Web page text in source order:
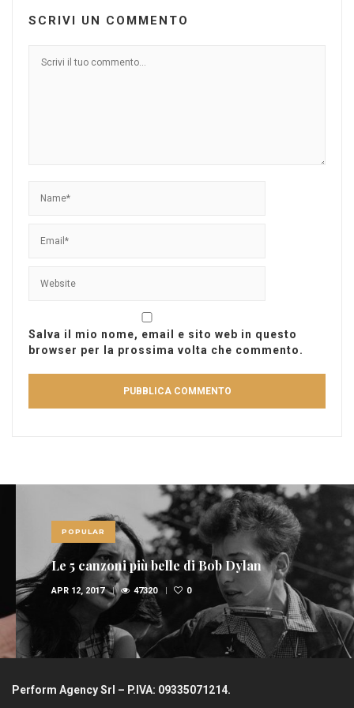
SCRIVI UN COMMENTO
Salva il mio nome, email e sito web in questo
browser per la prossima volta che commento.
POPULAR
Le 5 canzoni più belle di Bob Dylan
APR 12, 2017 47320 0
Perform Agency Srl – P.IVA: 09335071214.